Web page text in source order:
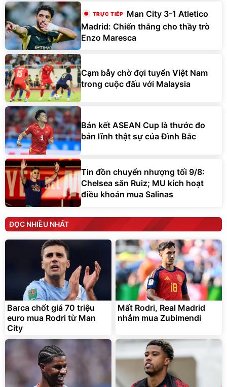
Man City 3-1 Atletico
Madrid: Chiến thắng cho thầy trò
Enzo Maresca
Cạm bẫy chờ đợi tuyển Việt Nam
trong cuộc đấu với Malaysia
Bán kết ASEAN Cup là thước đo
bản lĩnh thật sự của Đình Bắc
Tin đồn chuyển nhượng tối 9/8:
Chelsea săn Ruiz; MU kích hoạt
điều khoản mua Salinas
ĐỌC NHIỀU NHẤT
Barca chốt giá 70 triệu
euro mua Rodri từ Man
City
Mất Rodri, Real Madrid
nhắm mua Zubimendi